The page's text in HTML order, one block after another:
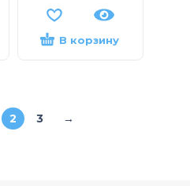
В корзину
2 3 →